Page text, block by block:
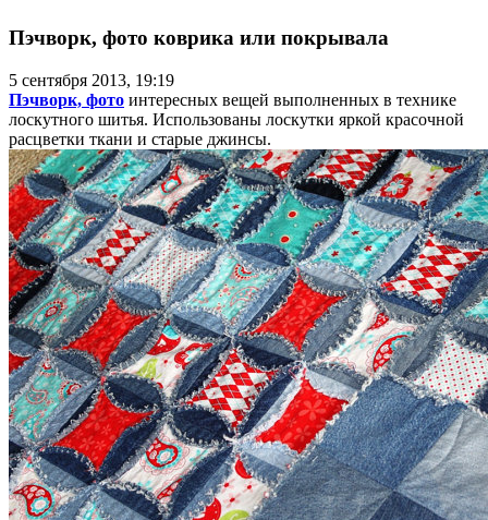
Пэчворк, фото коврика или покрывала
5 сентября 2013, 19:19
Пэчворк, фото интересных вещей выполненных в технике
лоскутного шитья. Использованы лоскутки яркой красочной
расцветки ткани и старые джинсы.